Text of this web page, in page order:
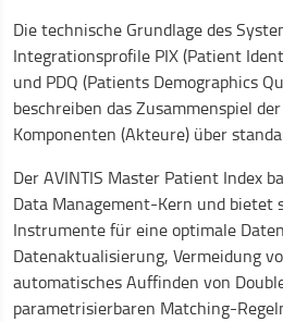
Die technische Grundlage des
Integrationsprofile PIX (Patient
und PDQ (Patients Demographics
beschreiben das Zusammenspiel
Komponenten (Akteure) über
Der AVINTIS Master Patient Index
Data Management-Kern und bietet
Instrumente für eine optimale
Datenaktualisierung, Vermeidung
automatisches Auffinden von
parametrisierbaren Matching-